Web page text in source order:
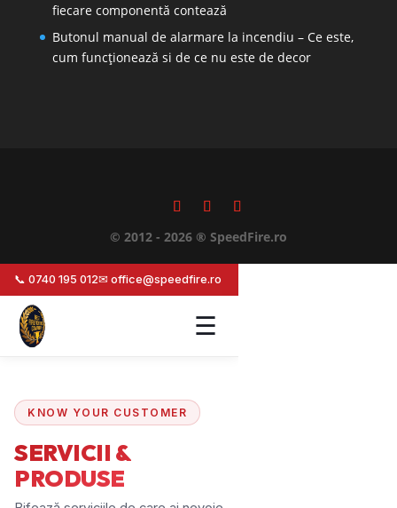
fiecare componentă contează
Butonul manual de alarmare la incendiu – Ce este,
cum funcționează si de ce nu este de decor
© 2012 - 2026 ® SpeedFire.ro